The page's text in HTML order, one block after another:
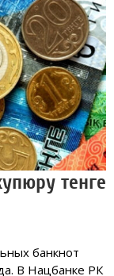
тенге
банкнот
В Нацбанке РК